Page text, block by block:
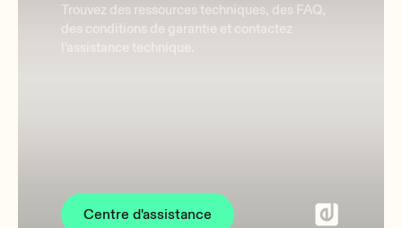
Trouvez des ressources techniques, des FAQ,
des conditions de garantie et contactez
Centre d'assistance